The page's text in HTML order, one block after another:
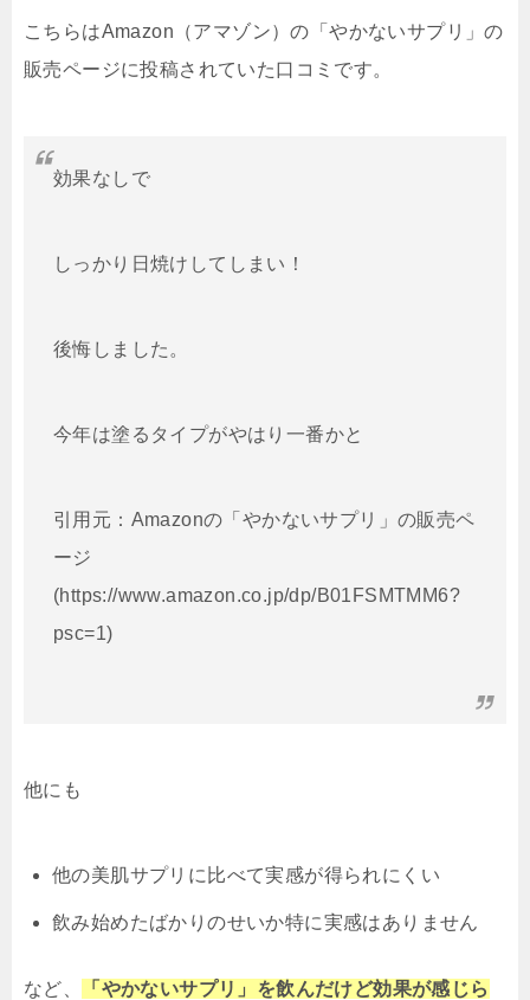
こちらはAmazon（アマゾン）の「やかないサプリ」の
販売ページに投稿されていた口コミです。
効果なしで
しっかり日焼けしてしまい！
後悔しました。
今年は塗るタイプがやはり一番かと
引用元：Amazonの「やかないサプリ」の販売ペ
ージ
(https://www.amazon.co.jp/dp/B01FSMTMM6?
psc=1)
他にも
他の美肌サプリに比べて実感が得られにくい
飲み始めたばかりのせいか特に実感はありません
など、 「やかないサプリ」を飲んだけど効果が感じら